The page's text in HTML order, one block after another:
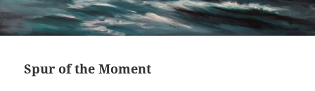
Spur of the Moment